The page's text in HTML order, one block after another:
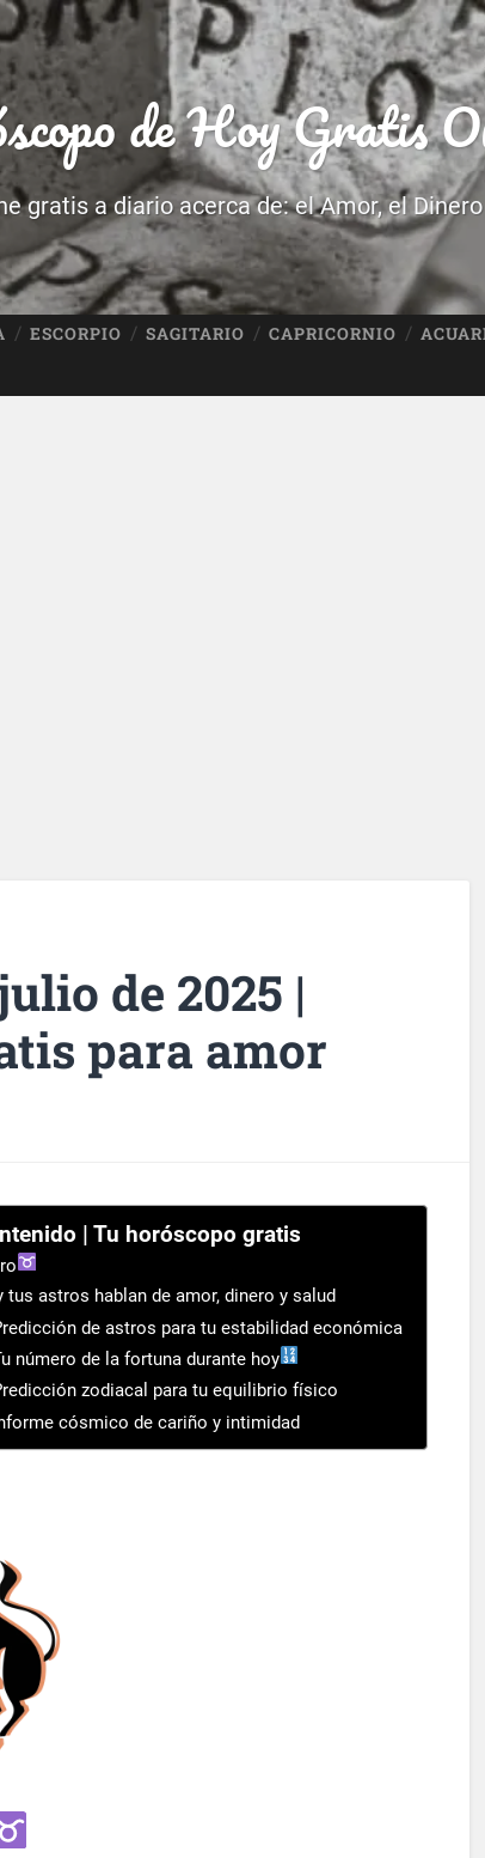
de Hoy Gratis
gratis a diario acerca de: el Amor, el Dinero
ESCORPIO SAGITARIO CAPRICORNIO
de 2025 |
para amor
| Tu horóscopo gratis
tus astros hablan de amor, dinero y salud
de astros para tu estabilidad económica
número de la fortuna durante hoy
zodiacal para tu equilibrio físico
cósmico de cariño y intimidad